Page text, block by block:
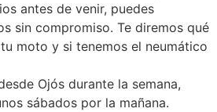
antes de venir, puedes
sin compromiso. Te diremos qué
moto y si tenemos el neumático
Ojós durante la semana,
sábados por la mañana.